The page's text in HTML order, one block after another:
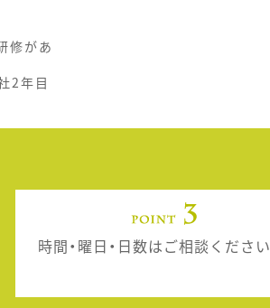
修があ
2年目
時間・曜日・日数はご相談ください